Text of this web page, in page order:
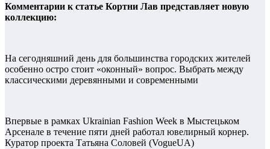
Комментарии к статье Кортни Лав представляет новую
коллекцию:
На сегодняшний день для большинства городских жителей
особенно остро стоит «оконный» вопрос. Выбрать между
классическими деревянными и современными
Впервые в рамках Ukrainian Fashion Week в Мыстецьком
Арсенале в течение пяти дней работал ювелирный корнер.
Куратор проекта Татьяна Соловей (VogueUA)